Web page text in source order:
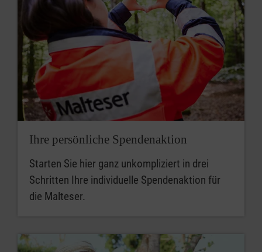
Ihre persönliche Spendenaktion
Starten Sie hier ganz unkompliziert in drei
Schritten Ihre individuelle Spendenaktion für
die Malteser.